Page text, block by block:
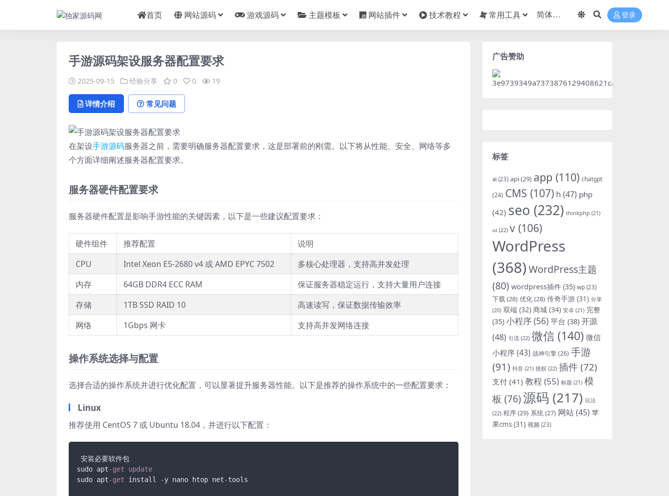
首页 网站源码 游戏源码 主题模板 网站插件 技术教程 常用工具 登录
手游源码架设服务器配置要求
2025-09-15 经验分享 0 0 19
详情介绍 常见问题
在架设手游源码服务器之前，需要明确服务器配置要求，这是部署前的刚需。以下将从性能、安全、网络等多
个方面详细阐述服务器配置要求。
服务器硬件配置要求
服务器硬件配置是影响手游性能的关键因素，以下是一些建议配置要求：
硬件组件 推荐配置
说明
CPU
Intel Xeon E5-2680 v4 或 AMD EPYC 7502
多核心处理器，支持高并发处理
内存
64GB DDR4 ECC RAM
保证服务器稳定运行，支持大量用户连接
存储
1TB SSD RAID 10
高速读写，保证数据传输效率
网络
1Gbps 网卡 支持高并发网络连接
操作系统选择与配置
选择合适的操作系统并进行优化配置，可以显著提升服务器性能。以下是推荐的操作系统中的一些配置要求：
Linux
推荐使用 CentOS 7 或 Ubuntu 18.04，并进行以下配置：
安装必要软件包
sudo apt-get
update
sudo apt-get install -y nano htop net-tools
广告赞助
标签
ai (23) api(29) app (110) chatgpt
(24) CMS (107) h (47) php
(42) seo (232) thinkphp (21)
ui (22) v (106)
WordPress
(368)WordPress主题
(80) wordpress插件 (35) wp (23)
下载(28) 优化(28) 传奇手游 (31) 分享
(20) 双端 (32) 商城 (34) 安卓 (21) 完整
(35) 小程序(56) 平台 (38) 开源
(48) 引流 (22) 微信 (140) 微信
小程序(43) 战神引擎(26) 手游
(91) 抖音 (21) 授权 (22) 插件 (72)
支付 (41) 教程 (55) 标题 (21) 模
板 (76)源码 (217) 玩法
(22) 程序(29) 系统(27) 网站(45) 苹
果cms (31) 视频 (23)